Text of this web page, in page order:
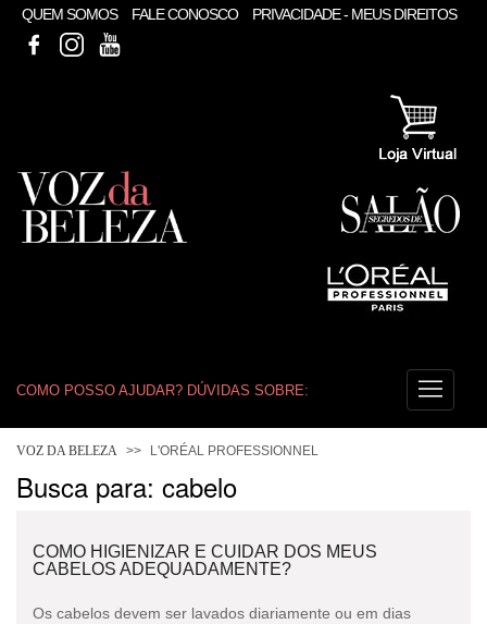
QUEM SOMOS FALE CONOSCO
PRIVACIDADE - MEUS DIREITOS
FACEBOOKINSTAGRAM
COMO POSSO AJUDAR? DÚVIDAS SOBRE:
COLORAÇÃO
CABELO
CONSULTORIA DE PRODUTOS L'ORÉAL
VOZ DA BELEZA L'ORÉAL PROFESSIONNEL
Busca para: cabelo
COMO HIGIENIZAR E CUIDAR DOS MEUS
CABELOS ADEQUADAMENTE?
Os cabelos devem ser lavados diariamente ou em dias